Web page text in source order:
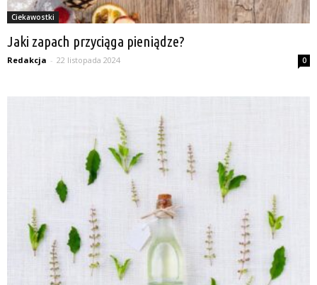
Ciekawostki
Jaki zapach przyciąga pieniądze?
Redakcja - 22 listopada 2024 0